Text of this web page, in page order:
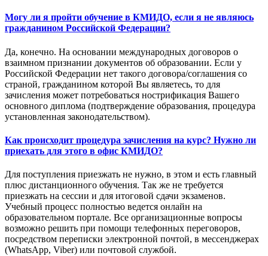
Могу ли я пройти обучение в КМИДО, если я не являюсь
гражданином Российской Федерации?
Да, конечно. На основании международных договоров о
взаимном признании документов об образовании. Если у
Российской Федерации нет такого договора/соглашения со
страной, гражданином которой Вы являетесь, то для
зачисления может потребоваться нострификация Вашего
основного диплома (подтверждение образования, процедура
установленная законодательством).
Как происходит процедура зачисления на курс? Нужно ли
приехать для этого в офис КМИДО?
Для поступления приезжать не нужно, в этом и есть главный
плюс дистанционного обучения. Так же не требуется
приезжать на сессии и для итоговой сдачи экзаменов.
Учебный процесс полностью ведется онлайн на
образовательном портале. Все организационные вопросы
возможно решить при помощи телефонных переговоров,
посредством переписки электронной почтой, в мессенджерах
(WhatsApp, Viber) или почтовой службой.